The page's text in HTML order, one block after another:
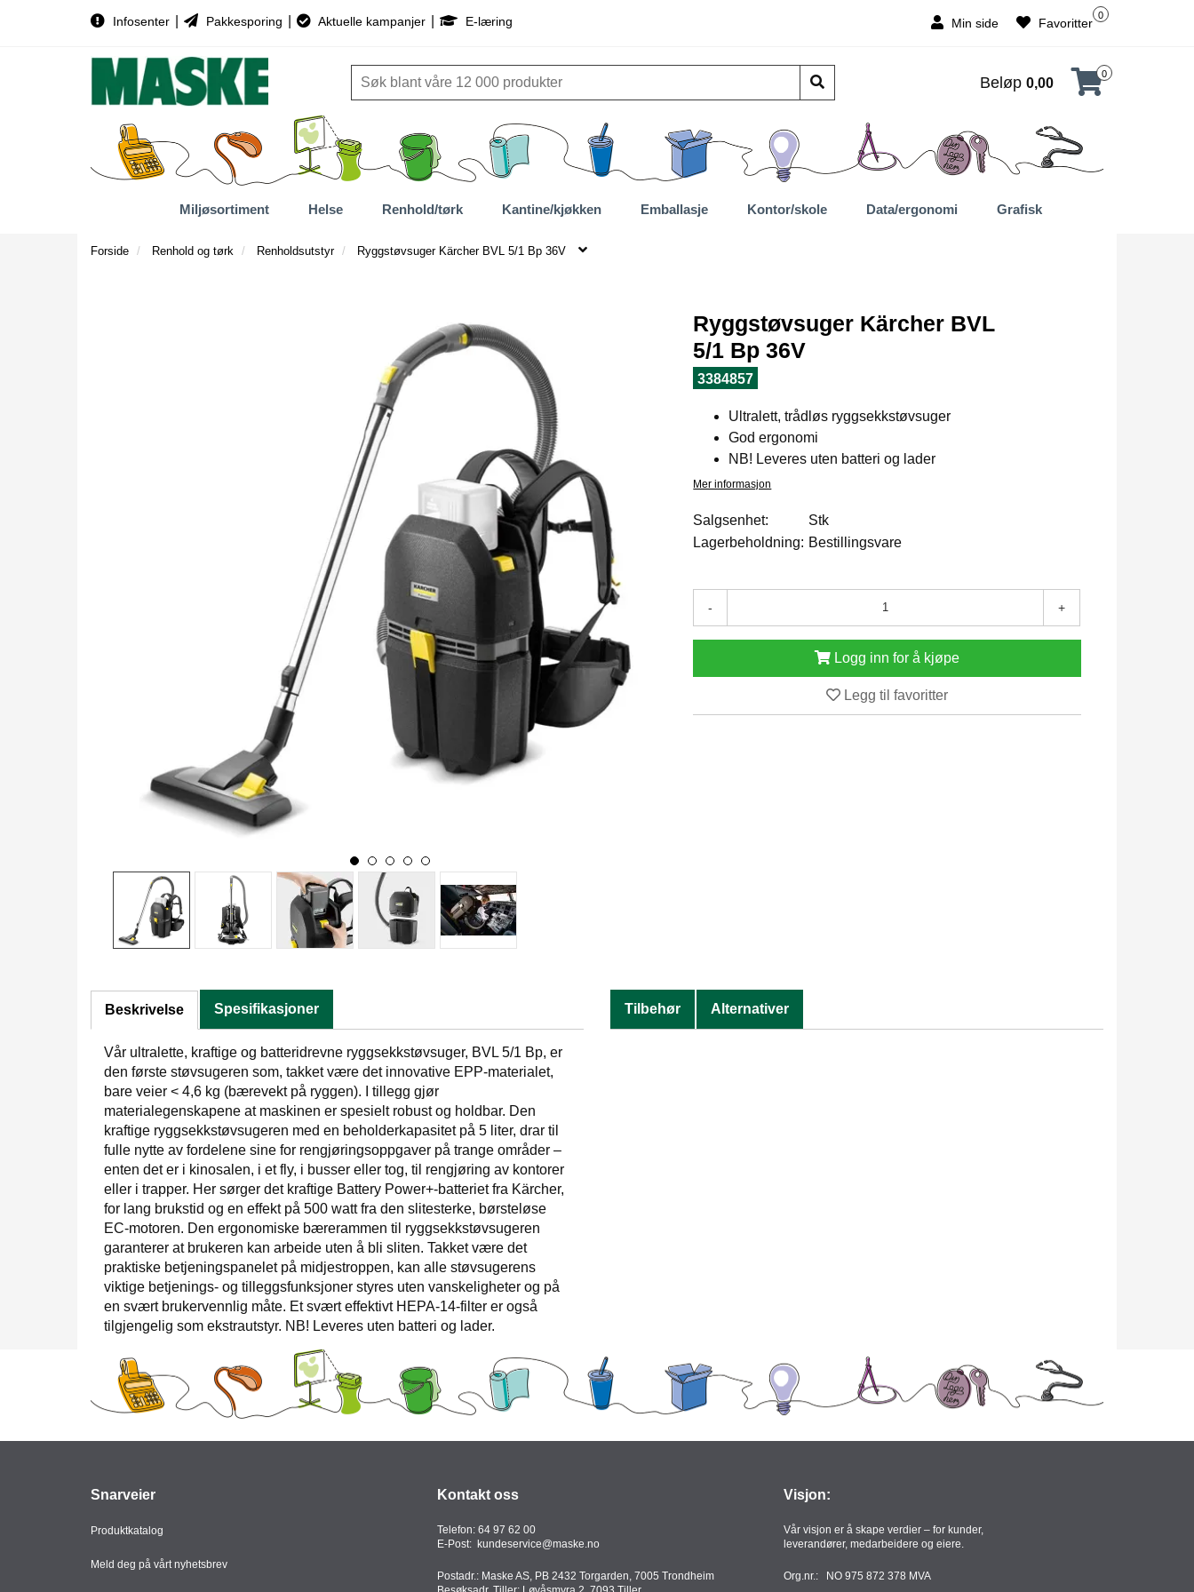
Infosenter Pakkesporing Aktuelle kampanjer E-læring Min side
0
Favoritter
Beløp 0,00
0
Miljøsortiment Helse Renhold/tørk Kantine/kjøkken Emballasje Kontor/skole Data/ergonomi Grafisk
Forside Renhold og tørk Renholdsutstyr Ryggstøvsuger Kärcher BVL 5/1 Bp 36V
Ryggstøvsuger Kärcher BVL
5/1 Bp 36V
3384857
Ultralett, trådløs ryggsekkstøvsuger
God ergonomi
NB! Leveres uten batteri og lader
Mer informasjon
Salgsenhet:
Stk
Lagerbeholdning: Bestillingsvare
- +
Logg inn for å kjøpe
Legg til favoritter
Beskrivelse Spesifikasjoner
Vår ultralette, kraftige og batteridrevne ryggsekkstøvsuger, BVL 5/1 Bp, er
den første støvsugeren som, takket være det innovative EPP-materialet,
bare veier < 4,6 kg (bærevekt på ryggen). I tillegg gjør
materialegenskapene at maskinen er spesielt robust og holdbar. Den
kraftige ryggsekkstøvsugeren med en beholderkapasitet på 5 liter, drar til
fulle nytte av fordelene sine for rengjøringsoppgaver på trange områder –
enten det er i kinosalen, i et fly, i busser eller tog, til rengjøring av kontorer
eller i trapper. Her sørger det kraftige Battery Power+-batteriet fra Kärcher,
for lang brukstid og en effekt på 500 watt fra den slitesterke, børsteløse
EC-motoren. Den ergonomiske bærerammen til ryggsekkstøvsugeren
garanterer at brukeren kan arbeide uten å bli sliten. Takket være det
praktiske betjeningspanelet på midjestroppen, kan alle støvsugerens
viktige betjenings- og tilleggsfunksjoner styres uten vanskeligheter og på
en svært brukervennlig måte. Et svært effektivt HEPA-14-filter er også
tilgjengelig som ekstrautstyr. NB! Leveres uten batteri og lader.
Tilbehør Alternativer
Snarveier
Produktkatalog
Meld deg på vårt nyhetsbrev
Kontakt oss
Telefon: 64 97 62 00
E-Post: kundeservice@maske.no
Postadr.: Maske AS, PB 2432 Torgarden, 7005 Trondheim
Visjon:
Vår visjon er å skape verdier – for kunder,
leverandører, medarbeidere og eiere.
Org.nr.: NO 975 872 378 MVA